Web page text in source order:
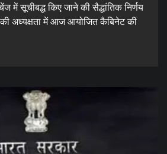
में सूचीबद्ध किए जाने की सैद्धांतिक निर्णय
की अध्यक्षता में आज आयोजित कैबिनेट की